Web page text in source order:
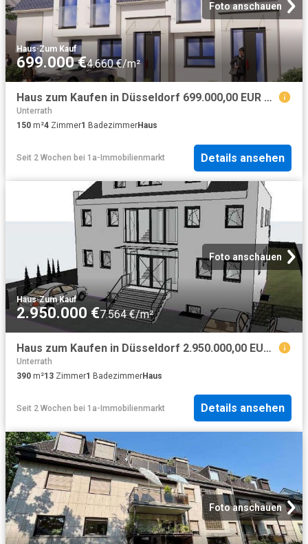
Foto anschauen
Haus·Zum Kauf
699.000 €4.660 €/m²
Haus zum Kaufen in Düsseldorf 699.000,00 EUR 150 m²
Unterrath
150 m²4 Zimmer1 BadezimmerHaus
Seit 2 Wochen bei 1a-Immobilienmarkt Details ansehen
Foto anschauen
Haus·Zum Kauf
2.950.000 €7.564 €/m²
Haus zum Kaufen in Düsseldorf 2.950.000,00 EUR 390 m²
Unterrath
390 m²13 Zimmer1 BadezimmerHaus
Seit 2 Wochen bei 1a-Immobilienmarkt Details ansehen
Foto anschauen